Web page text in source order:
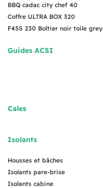
BBQ cadac city chef 40
Coffre ULTRA BOX 320
F45S 230 Boîtier noir toile grey
Guides ACSI
Cales
Isolants
Housses et bâches
Isolants pare-brise
Isolants cabine